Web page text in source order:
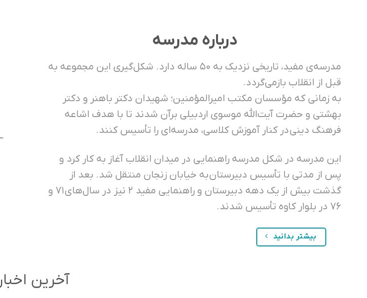
درباره مدرسه
مدرسه‌ی مفید، تاریخی نزدیک به ۵۰ ساله دارد. شکل‌گیری این مجموعه به
قبل از انقلاب بازمی‌گردد.
به زمانی که مؤسسان مکتب امیرالمؤمنین؛ شهیدان دکتر باهنر و دکتر
بهشتی و حضرت آیت‌الله موسوی اردبیلی برآن شدند تا با هدف اشاعه
فرهنگ دینی در کنار آموزش کلاسی، مدرسه‌ای را تأسیس کنند.
این مدرسه در شکل مدرسه راهنمایی در میدان انقلاب آغاز به کار کرد و
پس از مدتی با تأسیس دبیرستان به خیابان زنجان منتقل شد. بعد از
گذشت بیش از یک دهه دبیرستان و راهنمایی مفید ۲ نیز در سال‌های ۷۱ و
۷۶ در بلوار کاوه تأسیس شدند.
بیشتر بدانید
آخرین اخبار